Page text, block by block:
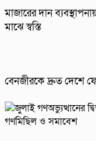
মাজারের দান
মাঝে স্বস্তি
বেনজীরকে দ্রুত দেশে